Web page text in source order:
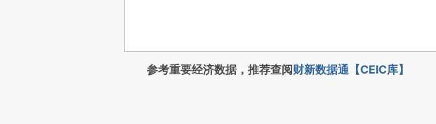
参考重要经济数据，推荐查阅财新数据通【CEIC库】